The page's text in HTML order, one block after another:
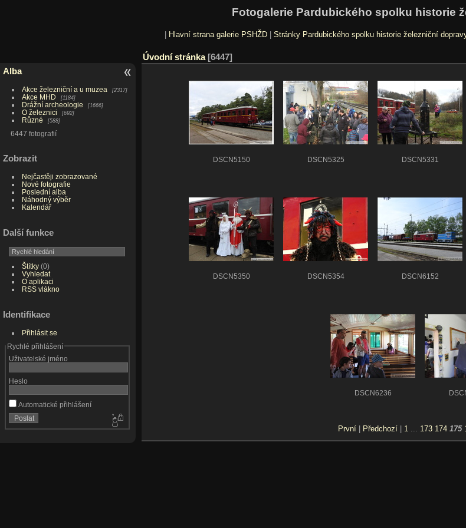
Fotogalerie Pardubického spolku historie
Hlavní strana galerie PSHŽD| Stránky Pardubického spolku historie železniční
Alba
Akce železniční a u muzea 2317
Akce MHD 1184
Drážní archeologie 1666
O železnici 692
Různé 588
6447 fotografií
Zobrazit
Nejčastěji zobrazované
Nové fotografie
Poslední alba
Náhodný výběr
Kalendář
Další funkce
Štítky(0)
Vyhledat
O aplikaci
RSS vlákno
Identifikace
Přihlásit se
Rychlé přihlášení
Uživatelské jméno
Heslo
Automatické přihlášení
Úvodní stránka 6447
DSCN5150 DSCN5325 DSCN5331
DSCN5350 DSCN5354 DSCN6152
DSCN6236
První| Předchozí| 1 173 174 175